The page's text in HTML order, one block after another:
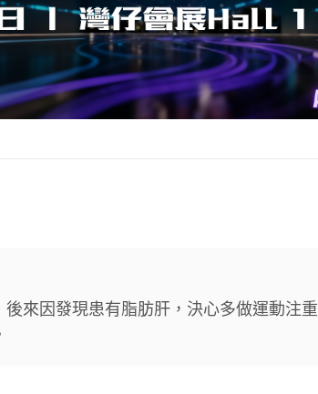
後來因發現患有脂肪肝，決心多做運動注